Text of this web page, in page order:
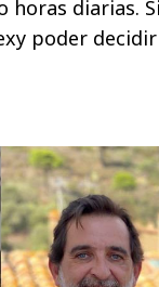
horas diarias.
poder